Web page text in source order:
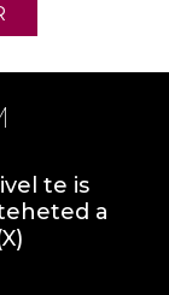
te is
a